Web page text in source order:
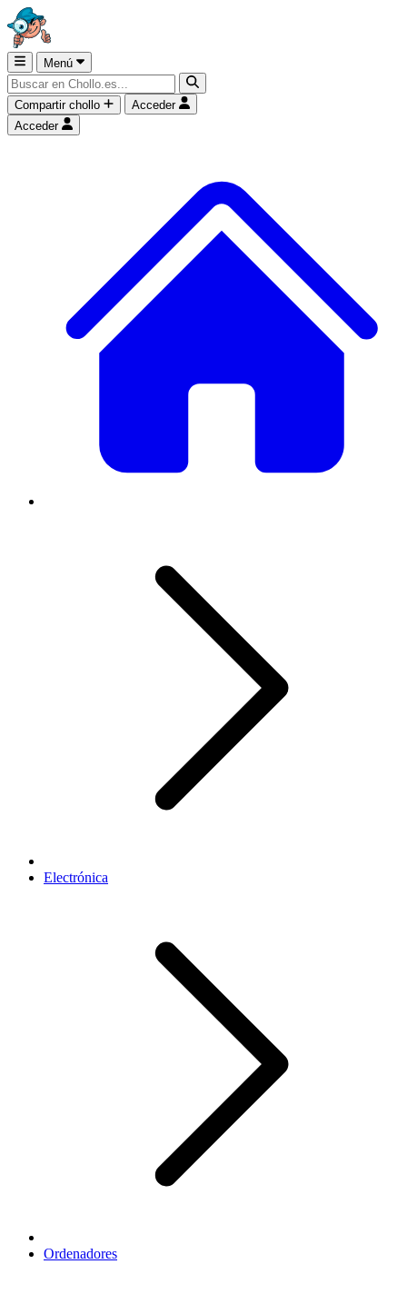
Menú
Compartir chollo
Acceder
Acceder
Electrónica
Ordenadores